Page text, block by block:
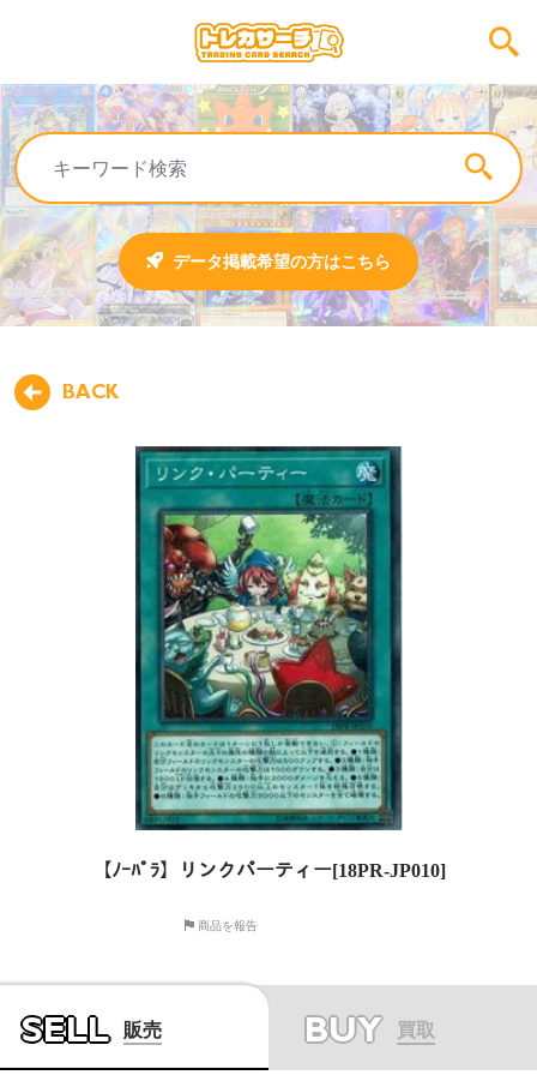
データ掲載希望の方はこちら
BACK
【ﾉｰﾊﾟﾗ】リンクパーティー[18PR-JP010]
商品を報告
SELL 販売 BUY 買取